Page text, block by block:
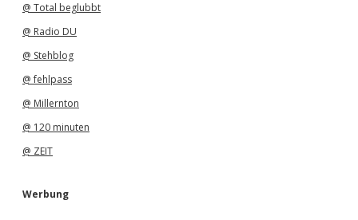
@ Total beglubbt
@ Radio DU
@ Stehblog
@ fehlpass
@ Millernton
@ 120 minuten
@ ZEIT
Werbung